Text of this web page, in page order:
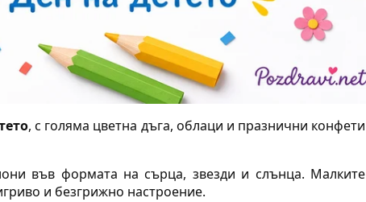
, с голяма цветна дъга, облаци и празнични конфети
във формата на сърца, звезди и слънца. Малките
и безгрижно настроение.